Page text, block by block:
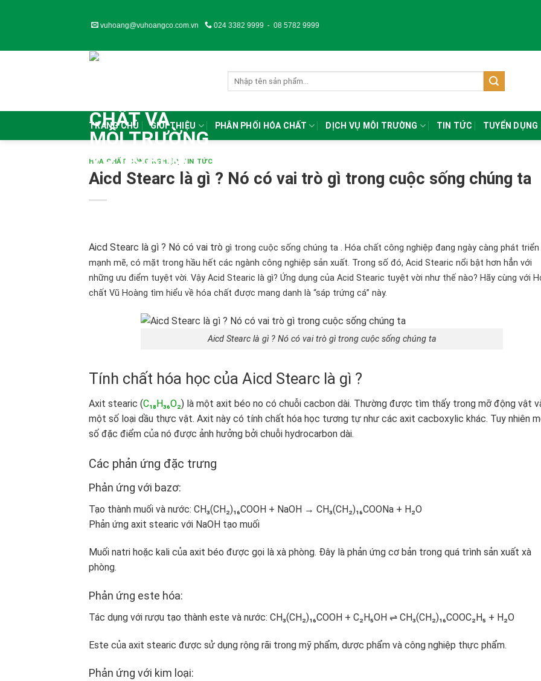
vuhoang@vuhoangco.com.vn 024 3382 9999 - 08 5782 9999
TRANG CHỦ GIỚI THIỆU PHÂN PHỐI HÓA CHẤT DỊCH VỤ MÔI TRƯỜNG TIN TỨC TUYỂN DỤNG
HÓA CHẤT CÔNG NGHIỆP, TIN TỨC
Aicd Stearc là gì ? Nó có vai trò gì trong cuộc sống chúng ta
Aicd Stearc là gì ? Nó có vai trò gì trong cuộc sống chúng ta . Hóa chất công nghiệp đang ngày càng phát triển
mạnh mẽ, có mặt trong hầu hết các ngành công nghiệp sản xuất. Trong số đó, Acid Stearic nổi bật hơn hẳn với
những ưu điểm tuyệt vời. Vậy Acid Stearic là gì? Ứng dụng của Acid Stearic tuyệt vời như thế nào? Hãy cùng với
chất Vũ Hoàng tìm hiểu về hóa chất được mang danh là “sáp trứng cá” này.
Aicd Stearc là gì ? Nó có vai trò gì trong cuộc sống chúng ta
Tính chất hóa học của Aicd Stearc là gì ?
Axit stearic (C₁₈H₃₆O₂) là một axit béo no có chuỗi cacbon dài. Thường được tìm thấy trong mỡ động vật
một số loại dầu thực vật. Axit này có tính chất hóa học tương tự như các axit cacboxylic khác. Tuy nhiên
số đặc điểm của nó được ảnh hưởng bởi chuỗi hydrocarbon dài.
Các phản ứng đặc trưng
Phản ứng với bazơ:
Tạo thành muối và nước: CH₃(CH₂)₁₆COOH + NaOH → CH₃(CH₂)₁₆COONa + H₂O
Phản ứng axit stearic với NaOH tạo muối
Muối natri hoặc kali của axit béo được gọi là xà phòng. Đây là phản ứng cơ bản trong quá trình sản xuất xà
phòng.
Phản ứng este hóa:
Tác dụng với rượu tạo thành este và nước: CH₃(CH₂)₁₆COOH + C₂H₅OH ⇌ CH₃(CH₂)₁₆COOC₂H₅ + H₂O
Este của axit stearic được sử dụng rộng rãi trong mỹ phẩm, dược phẩm và công nghiệp thực phẩm.
Phản ứng với kim loại: